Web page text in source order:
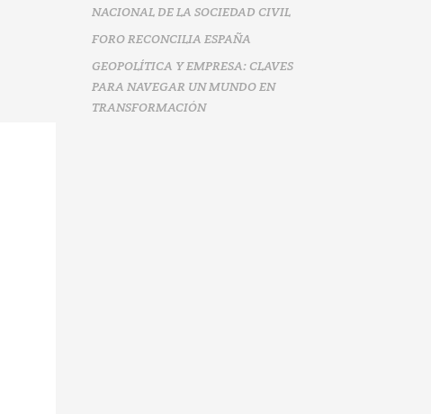
NACIONAL DE LA SOCIEDAD CIVIL
FORO RECONCILIA ESPAÑA
GEOPOLÍTICA Y EMPRESA: CLAVES
PARA NAVEGAR UN MUNDO EN
TRANSFORMACIÓN